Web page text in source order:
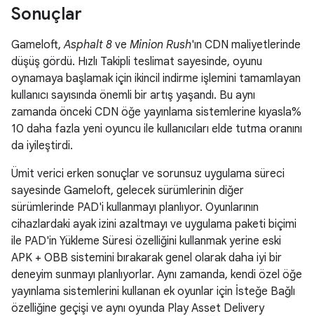
Sonuçlar
Gameloft,Asphalt 8 ve Minion Rush'ın CDN maliyetlerinde
düşüş gördü. Hızlı Takipli teslimat sayesinde, oyunu
oynamaya başlamak için ikincil indirme işlemini tamamlayan
kullanıcı sayısında önemli bir artış yaşandı. Bu aynı
zamanda önceki CDN öğe yayınlama sistemlerine kıyasla%
10 daha fazla yeni oyuncu ile kullanıcıları elde tutma oranını
da iyileştirdi.
Ümit verici erken sonuçlar ve sorunsuz uygulama süreci
sayesinde Gameloft, gelecek sürümlerinin diğer
sürümlerinde PAD'i kullanmayı planlıyor. Oyunlarının
cihazlardaki ayak izini azaltmayı ve uygulama paketi biçimi
ile PAD'in Yükleme Süresi özelliğini kullanmak yerine eski
APK + OBB sistemini bırakarak genel olarak daha iyi bir
deneyim sunmayı planlıyorlar. Aynı zamanda, kendi özel öğe
yayınlama sistemlerini kullanan ek oyunlar için İsteğe Bağlı
özelliğine geçişi ve aynı oyunda Play Asset Delivery